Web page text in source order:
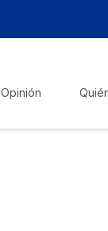
Opinión